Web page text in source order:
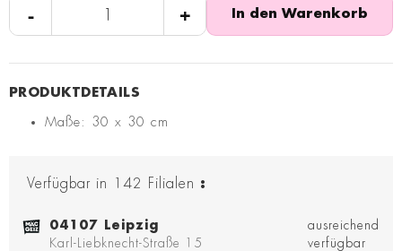
- + In den Warenkorb
Maße: 30 x 30 cm
Verfügbar in 142 Filialen :
04107 Leipzig
Karl-Liebknecht-Straße 15
ausreichend
verfügbar